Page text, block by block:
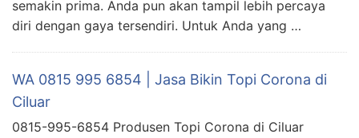
semakin prima. Anda pun akan tampil lebih percaya
diri dengan gaya tersendiri. Untuk Anda yang …
WA 0815 995 6854 | Jasa Bikin Topi Corona di
Ciluar
0815-995-6854 Produsen Topi Corona di Ciluar